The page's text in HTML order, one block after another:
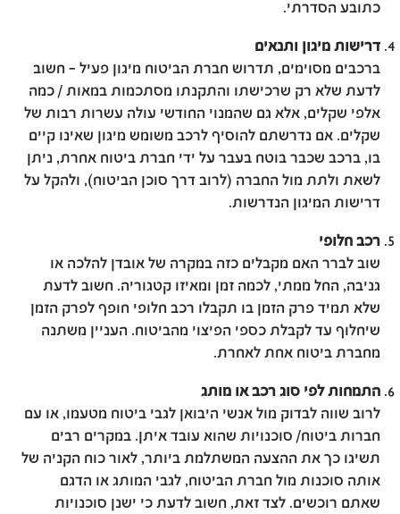
כתובע הסדרתי.
דרישות מיגון ותנאים
ברכבים מסוימים, תדרוש חברת הביטוח מיגון פעיל – חשוב
לדעת שלא רק שרכישתו והתקנתו מסתכמות במאות / כמה
אלפי שקלים, אלא גם שהמנוי החודשי עולה עשרות רבות של
שקלים. אם נדרשתם להוסיף לרכב משומש מיגון שאינו קיים
בו, ברכב שכבר בוטח בעבר על ידי חברת ביטוח אחרת, ניתן
לשאת ולתת מול החברה (לרוב דרך סוכן הביטוח), ולהקל על
דרישות המיגון הנדרשות.
רכב חלופי
שוב לברר האם מקבלים כזה במקרה של אובדן להלכה או
גניבה, החל ממתי, לכמה זמן ומאיזו קטגוריה. חשוב לדעת
שלא תמיד פרק הזמן בו תקבלו רכב חלופי חופף לפרק הזמן
שיחלוף עד לקבלת כספי הפיצוי מהביטוח. העניין משתנה
מחברת ביטוח אחת לאחרת.
התמחות לפי סוג רכב או מותג
לרוב שווה לבדוק מול אנשי היבואן לגבי ביטוח מטעמו, או עם
חברות ביטוח/ סוכנויות שהוא עובד איתן. במקרים רבים
תשיגו כך את ההצעה המשתלמת ביותר, לאור כוח הקניה של
אותה סוכנות מול חברת הביטוח, לגבי המותג או הדגם
שאתם רוכשים. לצד זאת, חשוב לדעת כי ישנן סוכנויות